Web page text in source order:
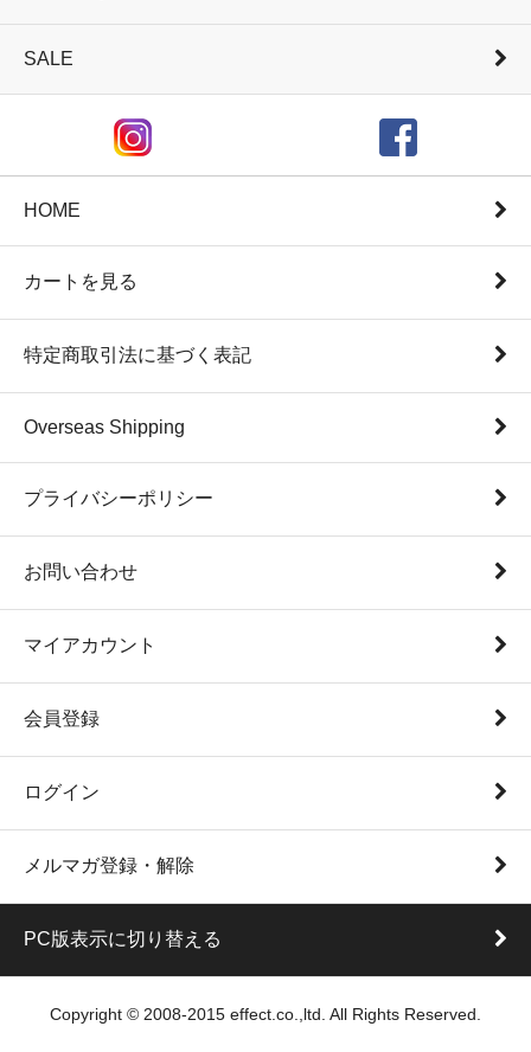
SALE
HOME
カートを見る
特定商取引法に基づく表記
Overseas Shipping
プライバシーポリシー
お問い合わせ
マイアカウント
会員登録
ログイン
メルマガ登録・解除
PC版表示に切り替える
Copyright © 2008-2015 effect.co.,ltd. All Rights Reserved.